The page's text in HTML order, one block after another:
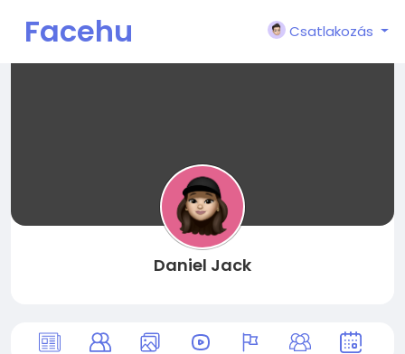
Facehu
Csatlakozás
Daniel Jack